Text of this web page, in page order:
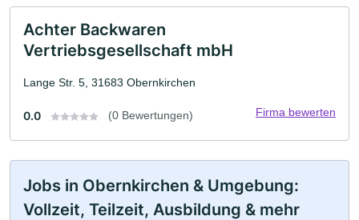
Achter Backwaren
Vertriebsgesellschaft mbH
Lange Str. 5, 31683 Obernkirchen
0.0 (0 Bewertungen) Firma bewerten
Jobs in Obernkirchen & Umgebung:
Vollzeit, Teilzeit, Ausbildung & mehr